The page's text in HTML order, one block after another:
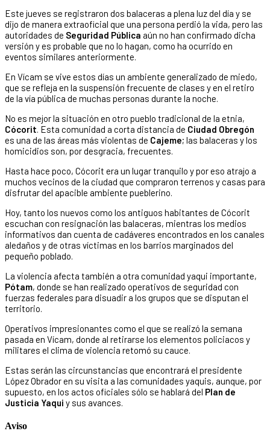
Este jueves se registraron dos balaceras a plena luz del día y se
dijo de manera extraoficial que una persona perdió la vida, pero las
autoridades de Seguridad Pública aún no han confirmado dicha
versión y es probable que no lo hagan, como ha ocurrido en
eventos similares anteriormente.
En Vícam se vive estos días un ambiente generalizado de miedo,
que se refleja en la suspensión frecuente de clases y en el retiro
de la vía pública de muchas personas durante la noche.
No es mejor la situación en otro pueblo tradicional de la etnia,
Cócorit. Esta comunidad a corta distancia de Ciudad Obregón
es una de las áreas más violentas de Cajeme; las balaceras y los
homicidios son, por desgracia, frecuentes.
Hasta hace poco, Cócorit era un lugar tranquilo y por eso atrajo a
muchos vecinos de la ciudad que compraron terrenos y casas para
disfrutar del apacible ambiente pueblerino.
Hoy, tanto los nuevos como los antiguos habitantes de Cócorit
escuchan con resignación las balaceras, mientras los medios
informativos dan cuenta de cadáveres encontrados en los canales
aledaños y de otras víctimas en los barrios marginados del
pequeño poblado.
La violencia afecta también a otra comunidad yaqui importante,
Pótam, donde se han realizado operativos de seguridad con
fuerzas federales para disuadir a los grupos que se disputan el
territorio.
Operativos impresionantes como el que se realizó la semana
pasada en Vícam, donde al retirarse los elementos policiacos y
militares el clima de violencia retomó su cauce.
Estas serán las circunstancias que encontrará el presidente
López Obrador en su visita a las comunidades yaquis, aunque, por
supuesto, en los actos oficiales sólo se hablará del Plan de
Justicia Yaqui y sus avances.
Aviso